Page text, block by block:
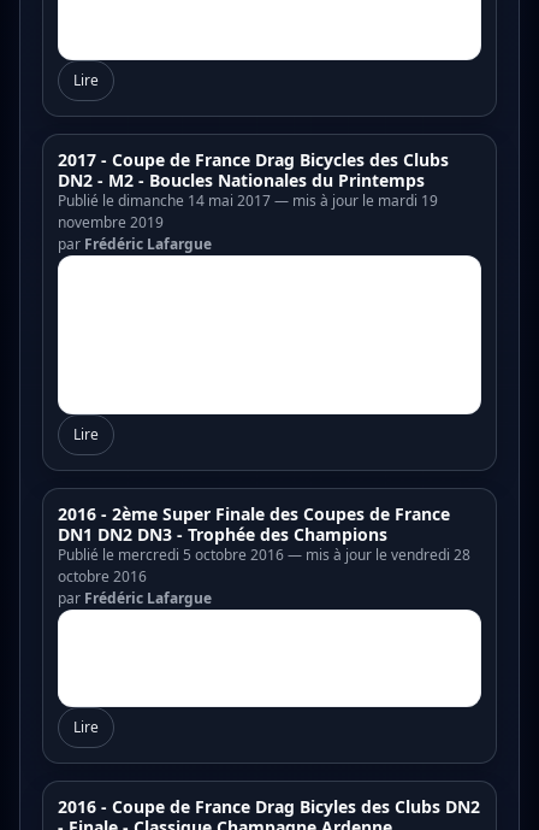
Lire
2017 - Coupe de France Drag Bicycles des Clubs
DN2 - M2 - Boucles Nationales du Printemps
Publié le dimanche 14 mai 2017 — mis à jour le mardi 19
novembre 2019
par Frédéric Lafargue
Lire
2016 - 2ème Super Finale des Coupes de France
DN1 DN2 DN3 - Trophée des Champions
Publié le mercredi 5 octobre 2016 — mis à jour le vendredi 28
octobre 2016
par Frédéric Lafargue
Lire
2016 - Coupe de France Drag Bicyles des Clubs DN2